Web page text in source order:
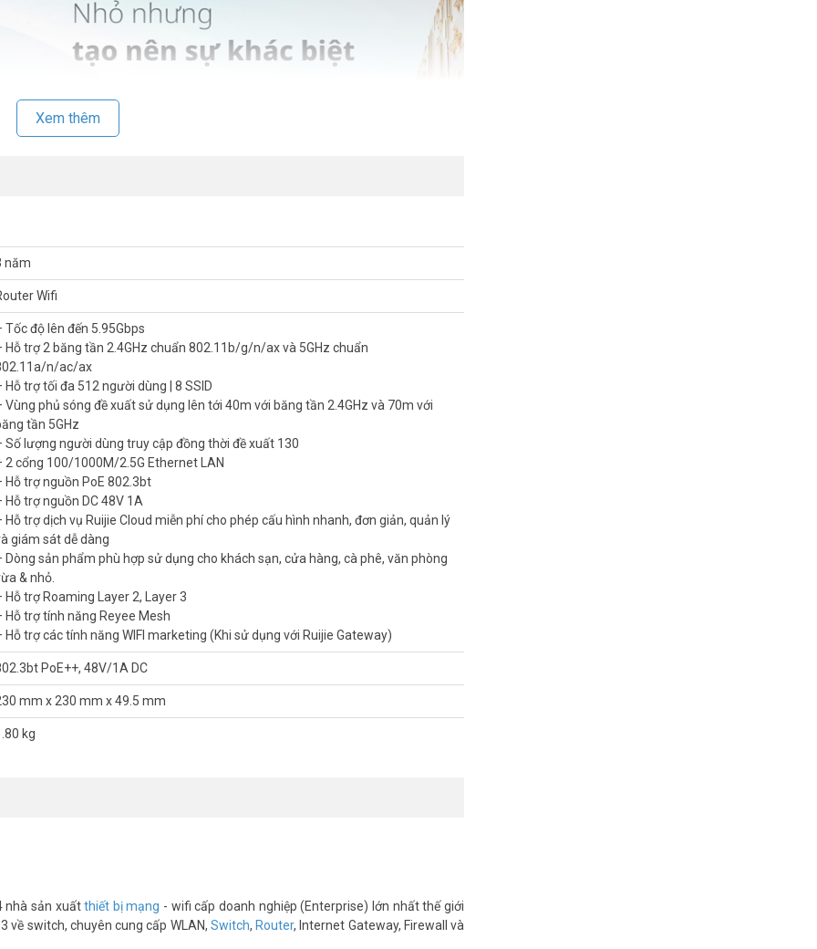
sóng tùy chỉnh khi cần thiết. Router được thiết kế riêng cho các doanh nghiệp
vùng AI.
trời RUIJIE RG-RAP52-OD
802.11a/b/g/n/ac MIMO
hỗ trợ các mã anten của Ruijie)
đơn giản, quản lý và giám sát dễ dàng
Resort, hồ bơi, bãi biển, sân vườn, sân cộng đồng, khuôn viên….
số lượt truy cập trong ngày.
hệ HOTLINE 1900 9259 để được hỗ trợ nhanh nhất. Tham khảo thêm thông tin
Xem thêm
năm
Wifi
Tốc độ lên đến 5.95Gbps
Hỗ trợ 2 băng tần 2.4GHz chuẩn 802.11b/g/n/ax và 5GHz chuẩn
n/ac/ax
Hỗ trợ tối đa 512 người dùng | 8 SSID
Vùng phủ sóng đề xuất sử dụng lên tới 40m với băng tần 2.4GHz và 70m với
tần 5GHz
Số lượng người dùng truy cập đồng thời đề xuất 130
2 cổng 100/1000M/2.5G Ethernet LAN
Hỗ trợ nguồn PoE 802.3bt
Hỗ trợ nguồn DC 48V 1A
Hỗ trợ dịch vụ Ruijie Cloud miễn phí cho phép cấu hình nhanh, đơn giản, quản lý
giám sát dễ dàng
Dòng sản phẩm phù hợp sử dụng cho khách sạn, cửa hàng, cà phê, văn phòng
& nhỏ.
Hỗ trợ Roaming Layer 2, Layer 3
Hỗ trợ tính năng Reyee Mesh
Hỗ trợ các tính năng WIFI marketing (Khi sử dụng với Ruijie Gateway)
PoE++, 48V/1A DC
mm x 230 mm x 49.5 mm
kg
nhà sản xuấtthiết bị mạng - wifi cấp doanh nghiệp (Enterprise) lớn nhất thế giới
về switch, chuyên cung cấp WLAN, Switch,Router, Internet Gateway, Firewall và